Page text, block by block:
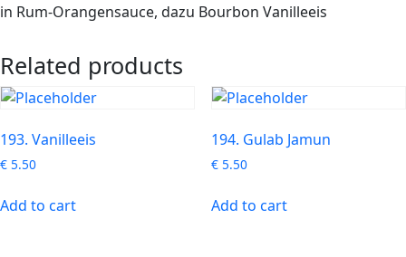
in Rum-Orangensauce, dazu Bourbon Vanilleeis
Related products
193. Vanilleeis
€ 5.50
Add to cart
194. Gulab Jamun
€5.50
Add to cart